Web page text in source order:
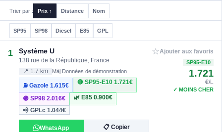
Trier par : Prix ↑ Distance Nom
SP95 SP98 Diesel E85 GPL
1 Système U
138 rue de la République, France
📍 1.7 km Màj Données de démonstration
⛽ Gazole1.615€
🔴 SP95-E10 1.721€
🟣 SP982.016€ 🌿 E85 0.900€
💨 GPLc1.044€
WhatsApp 📋 Copier
☆Ajouter aux favoris
SP95-E10
1.721
€/L
✓ MOINS CHER